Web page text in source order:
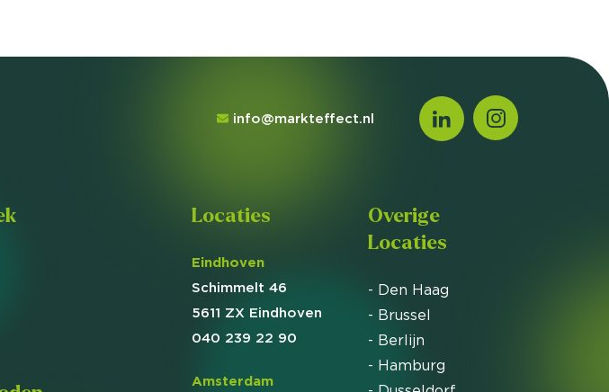
info@markteffect.nl
Locaties
Eindhoven
Schimmelt 46
5611 ZX Eindhoven
040 239 22 90
Amsterdam
Overige
Locaties
- Den Haag
- Brussel
- Berlijn
- Hamburg